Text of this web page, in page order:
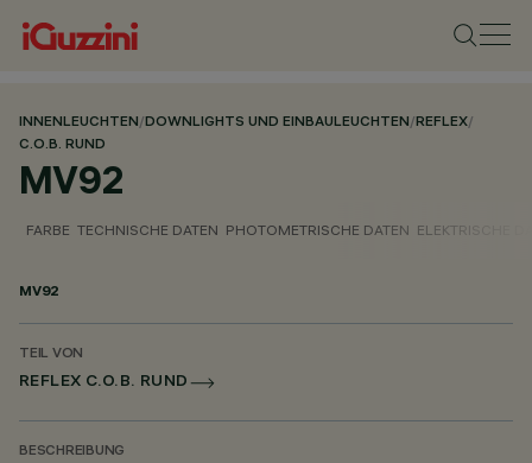
INNENLEUCHTEN/DOWNLIGHTS UND EINBAULEUCHTEN/REFLEX/
C.O.B. RUND
MV92
FARBE TECHNISCHE DATEN PHOTOMETRISCHE DATEN ELEKTRISCHE
MV92
TEIL VON
REFLEX C.O.B. RUND
BESCHREIBUNG